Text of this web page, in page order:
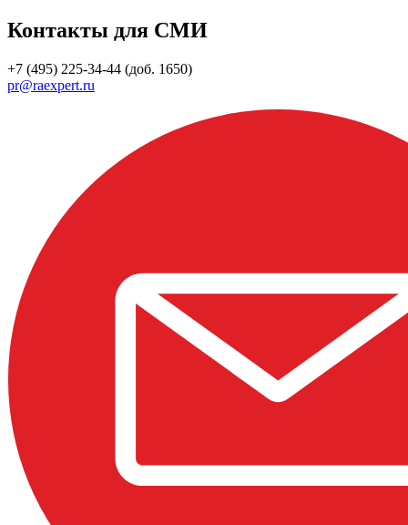
Контакты для СМИ
+7 (495) 225-34-44 (доб. 1650)
pr@raexpert.ru